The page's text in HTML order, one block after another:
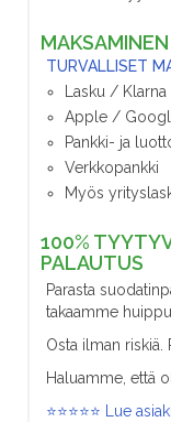
MAKSAMINEN
TURVALLISET
Lasku / Klarna
Apple /
Pankki- ja
Verkkopankki
Myös
100%
PALAUTUS
Parasta
takaamme
Osta ilman riskiä.
Haluamme, että
⭐⭐⭐⭐⭐ Lue